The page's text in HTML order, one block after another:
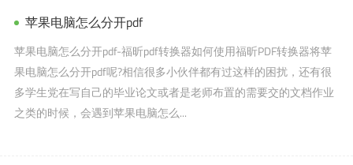
苹果电脑怎么分开pdf
苹果电脑怎么分开pdf-福昕pdf转换器如何使用福昕PDF转换器将苹
果电脑怎么分开pdf呢?相信很多小伙伴都有过这样的困扰，还有很
多学生党在写自己的毕业论文或者是老师布置的需要交的文档作业
之类的时候，会遇到苹果电脑怎么...